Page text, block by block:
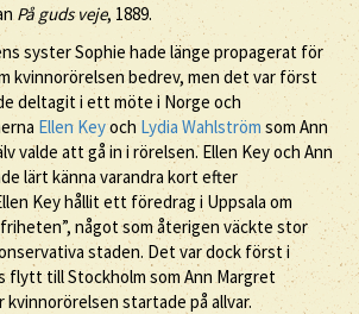
På guds veje, 1889.
syster Sophie hade länge propagerat för
kvinnorörelsen bedrev, men det var först
deltagit i ett möte i Norge och
Ellen Keyoch Lydia Wahlström som Ann
valde att gå in i rörelsen. Ellen Key och Ann
lärt känna varandra kort efter
Key hållit ett föredrag i Uppsala om
något som återigen väckte stor
staden. Det var dock först i
flytt till Stockholm som Ann Margret
startade på allvar.